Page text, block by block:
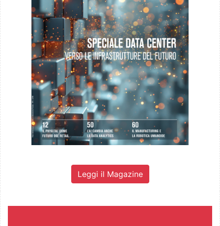
Leggi il Magazine